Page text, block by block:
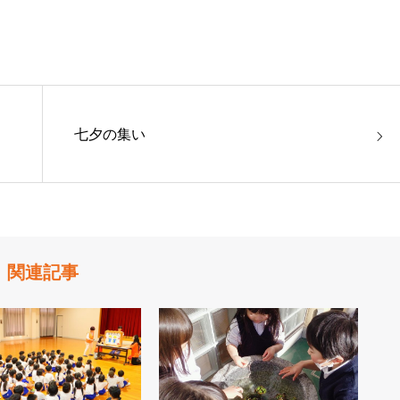
七夕の集い
関連記事